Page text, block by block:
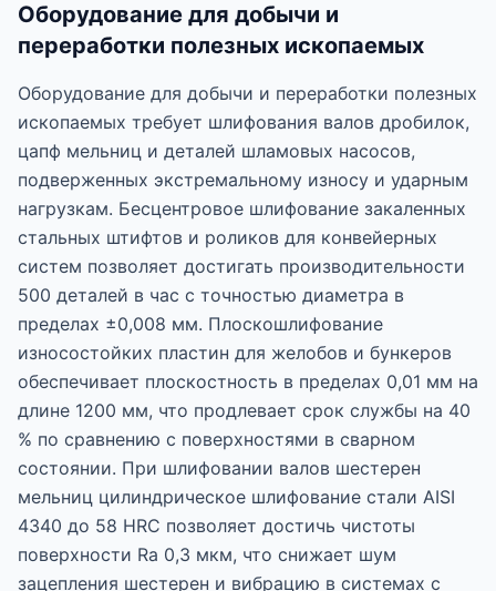
Оборудование для добычи и
переработки полезных ископаемых
Оборудование для добычи и переработки полезных
ископаемых требует шлифования валов дробилок,
цапф мельниц и деталей шламовых насосов,
подверженных экстремальному износу и ударным
нагрузкам. Бесцентровое шлифование закаленных
стальных штифтов и роликов для конвейерных
систем позволяет достигать производительности
500 деталей в час с точностью диаметра в
пределах ±0,008 мм. Плоскошлифование
износостойких пластин для желобов и бункеров
обеспечивает плоскостность в пределах 0,01 мм на
длине 1200 мм, что продлевает срок службы на 40
% по сравнению с поверхностями в сварном
состоянии. При шлифовании валов шестерен
мельниц цилиндрическое шлифование стали AISI
4340 до 58 HRC позволяет достичь чистоты
поверхности Ra 0,3 мкм, что снижает шум
зацепления шестерен и вибрацию в системах с